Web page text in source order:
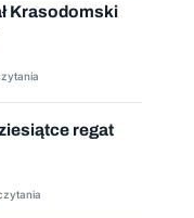
Krasodomski
regat